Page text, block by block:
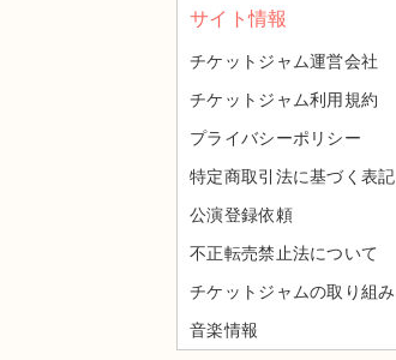
サイト情報
チケットジャム運営会社
チケットジャム利用規約
プライバシーポリシー
特定商取引法に基づく表記
公演登録依頼
不正転売禁止法について
チケットジャムの取り組み
音楽情報